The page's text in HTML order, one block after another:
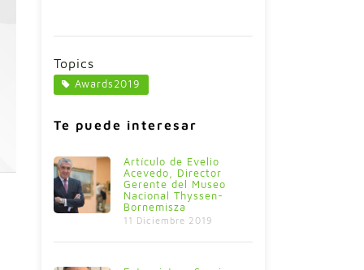
Topics
Awards2019
Te puede interesar
Artículo de Evelio
Acevedo, Director
Gerente del Museo
Nacional Thyssen-
Bornemisza
11 Diciembre 2019